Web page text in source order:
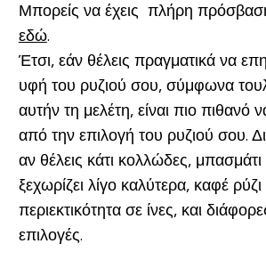
Μπορείς να έχεις πλήρη
εδώ.
Έτσι, εάν θέλεις πραγματικά να
υφή του ρυζιού σου, σύμφωνα
αυτήν τη μελέτη, είναι πιο πιθανό
από την επιλογή του ρυζιού σου.
αν θέλεις κάτι κολλώδες, μπασμάτι
ξεχωρίζει λίγο καλύτερα, καφέ
περιεκτικότητα σε ίνες, και
επιλογές.